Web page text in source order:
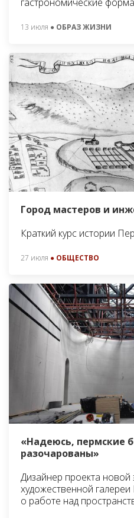
13 июля ● ОБРАЗ ЖИЗНИ
Город мастеров и
Краткий курс истории
27 июля ● ОБЩЕСТВО
«Надеюсь, пермские
разочарованы»
Дизайнер проекта
художественной
о работе над